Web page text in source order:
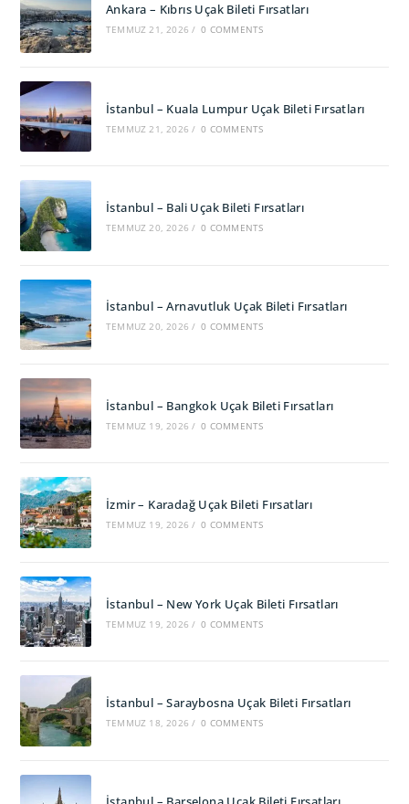
Ankara – Kıbrıs Uçak Bileti Fırsatları
TEMMUZ 21, 2026 / 0 COMMENTS
İstanbul – Kuala Lumpur Uçak Bileti Fırsatları
TEMMUZ 21, 2026 / 0 COMMENTS
İstanbul – Bali Uçak Bileti Fırsatları
TEMMUZ 20, 2026 / 0 COMMENTS
İstanbul – Arnavutluk Uçak Bileti Fırsatları
TEMMUZ 20, 2026 / 0 COMMENTS
İstanbul – Bangkok Uçak Bileti Fırsatları
TEMMUZ 19, 2026 / 0 COMMENTS
İzmir – Karadağ Uçak Bileti Fırsatları
TEMMUZ 19, 2026 / 0 COMMENTS
İstanbul – New York Uçak Bileti Fırsatları
TEMMUZ 19, 2026 / 0 COMMENTS
İstanbul – Saraybosna Uçak Bileti Fırsatları
TEMMUZ 18, 2026 / 0 COMMENTS